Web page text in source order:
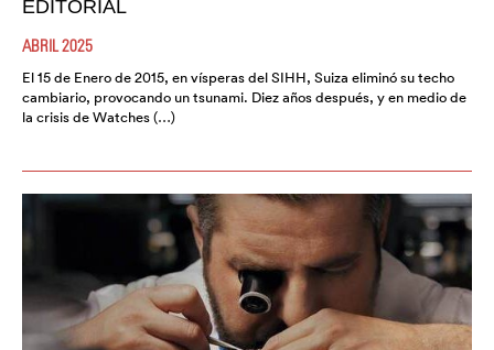
EDITORIAL
ABRIL 2025
El 15 de Enero de 2015, en vísperas del SIHH, Suiza eliminó su techo
cambiario, provocando un tsunami. Diez años después, y en medio de
la crisis de Watches (…)